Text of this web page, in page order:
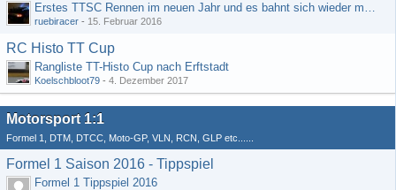
Erstes TTSC Rennen im neuen Jahr und es bahnt sich wieder mal eine Rekordteilnehmerzahl an
ruebiracer - 15. Februar 2016
RC Histo TT Cup
Rangliste TT-Histo Cup nach Erftstadt
Koelschbloot79 - 4. Dezember 2017
Motorsport 1:1
Formel 1, DTM, DTCC, Moto-GP, VLN, RCN, GLP etc......
Formel 1 Saison 2016 - Tippspiel
Formel 1 Tippspiel 2016